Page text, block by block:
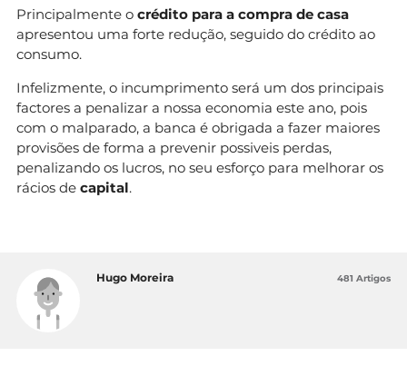
Principalmente o crédito para a compra de casa
apresentou uma forte redução, seguido do crédito ao
consumo.
Infelizmente, o incumprimento será um dos principais
factores a penalizar a nossa economia este ano, pois
com o malparado, a banca é obrigada a fazer maiores
provisões de forma a prevenir possiveis perdas,
penalizando os lucros, no seu esforço para melhorar os
rácios de capital.
Hugo Moreira 481 Artigos